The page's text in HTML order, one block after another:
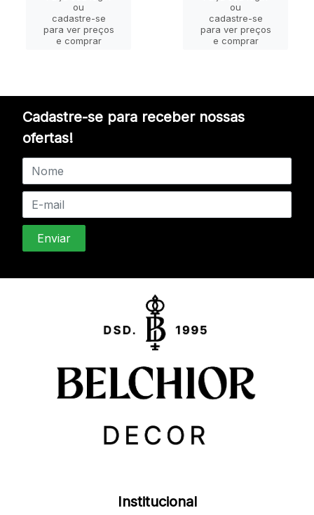
ou
cadastre-se
para ver preços
e comprar
ou
cadastre-se
para ver preços
e comprar
Cadastre-se para receber nossas
ofertas!
Institucional